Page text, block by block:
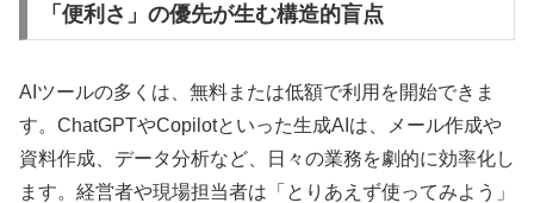
「便利さ」の優先が生む構造的盲点
AIツールの多くは、無料または低額で利用を開始できま
す。ChatGPTやCopilotといった生成AIは、メール作成や
資料作成、データ分析など、日々の業務を劇的に効率化し
ます。経営者や現場担当者は「とりあえず使ってみよう」